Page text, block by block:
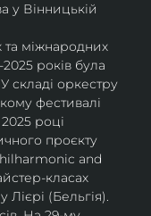
у Вінницькій
та міжнародних
років була
складі оркестру
фестивалі
році
проєкту
and
класах
(Бельгія).